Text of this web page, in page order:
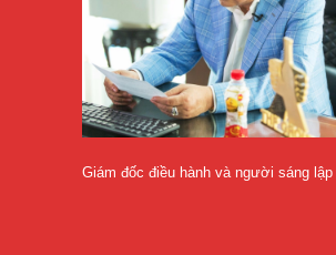
Giám đốc điều hành và người sáng lập